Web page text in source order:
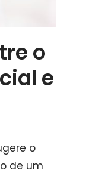
o
e
o
de um